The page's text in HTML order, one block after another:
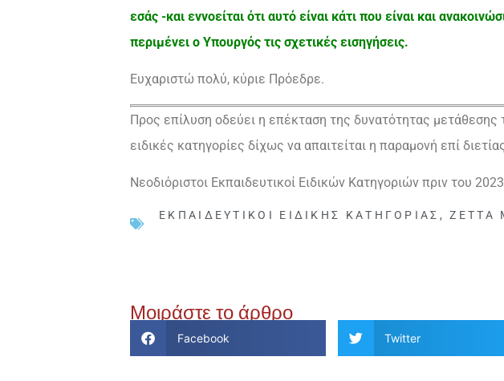
εσάς -και εννοείται ότι αυτό είναι κάτι που είναι και
περιμένει ο Υπουργός τις σχετικές εισηγήσεις.
Ευχαριστώ πολύ, κύριε Πρόεδρε.
Προς επίλυση οδεύει η επέκταση της δυνατότητας
ειδικές κατηγορίες δίχως να απαιτείται η παραμονή επί
Νεοδιόριστοι Εκπαιδευτικοί Ειδικών Κατηγοριών πριν του 2023
ΕΚΠΑΙΔΕΥΤΙΚΟΊ ΕΙΔΙΚΉΣ ΚΑΤΗΓΟΡΊΑΣ ,ΖΈΤΤΑ
Μοιράστε το άρθρο
Facebook Twitter